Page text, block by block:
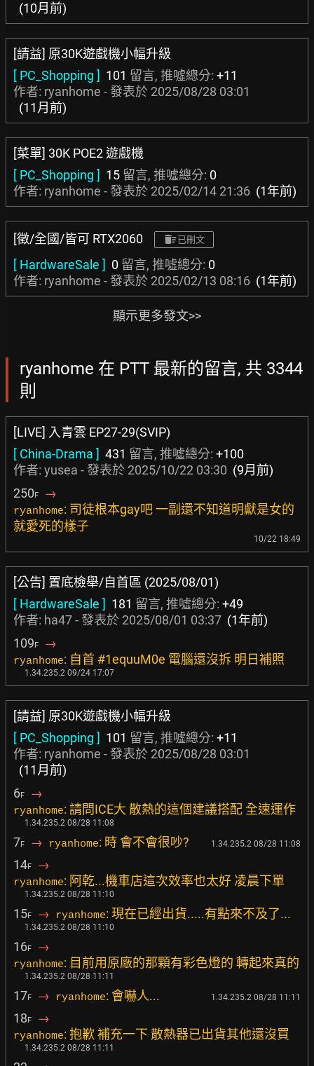
(10月前)
[請益] 原30K遊戲機小幅升級
[ PC_Shopping ] 101 留言, 推噓總分: +11
作者: ryanhome - 發表於 2025/08/28 03:01
(11月前)
[菜單] 30K POE2 遊戲機
[ PC_Shopping ] 15 留言, 推噓總分: 0
作者: ryanhome - 發表於 2025/02/14 21:36 (1年前)
[徵/全國/皆可 RTX2060 已刪文
[ HardwareSale ] 0 留言, 推噓總分: 0
作者: ryanhome - 發表於 2025/02/13 08:16 (1年前)
顯示更多發文>>
ryanhome 在 PTT 最新的留言, 共 3344
則
[LIVE] 入青雲 EP27-29(SVIP)
[ China-Drama ] 431 留言, 推噓總分: +100
作者: yusea - 發表於 2025/10/22 03:30 (9月前)
250F →
ryanhome: 司徒根本gay吧 一副還不知道明獻是女的
就愛死的樣子
10/22 18:49
[公告] 置底檢舉/自首區 (2025/08/01)
[ HardwareSale ] 181 留言, 推噓總分: +49
作者: ha47- 發表於 2025/08/01 03:37 (1年前)
109F →
ryanhome: 自首 #1equuM0e 電腦還沒拆 明日補照
1.34.235.2 09/24 17:07
[請益] 原30K遊戲機小幅升級
[ PC_Shopping ] 101 留言, 推噓總分: +11
作者: ryanhome - 發表於 2025/08/28 03:01
(11月前)
6F →
ryanhome: 請問ICE大 散熱的這個建議搭配 全速運作
1.34.235.2 08/28 11:08
7F → ryanhome: 時 會不會很吵? 1.34.235.2 08/28 11:08
14F →
ryanhome: 阿乾...機車店這次效率也太好 凌晨下單
1.34.235.2 08/28 11:10
15F → ryanhome: 現在已經出貨.....有點來不及了...
1.34.235.2 08/28 11:10
16F →
ryanhome: 目前用原廠的那顆有彩色燈的 轉起來真的
1.34.235.2 08/28 11:11
17F → ryanhome: 會嚇人... 1.34.235.2 08/28 11:11
18F →
ryanhome: 抱歉 補充一下 散熱器已出貨其他還沒買
1.34.235.2 08/28 11:11